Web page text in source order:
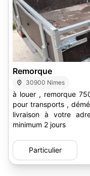
Remorque
30900 Nimes
à louer , remorque 750 kg , plateau basculant et ridelles ,
pour transports ,
livraison à votre adresse
minimum 2 jours
Particulier